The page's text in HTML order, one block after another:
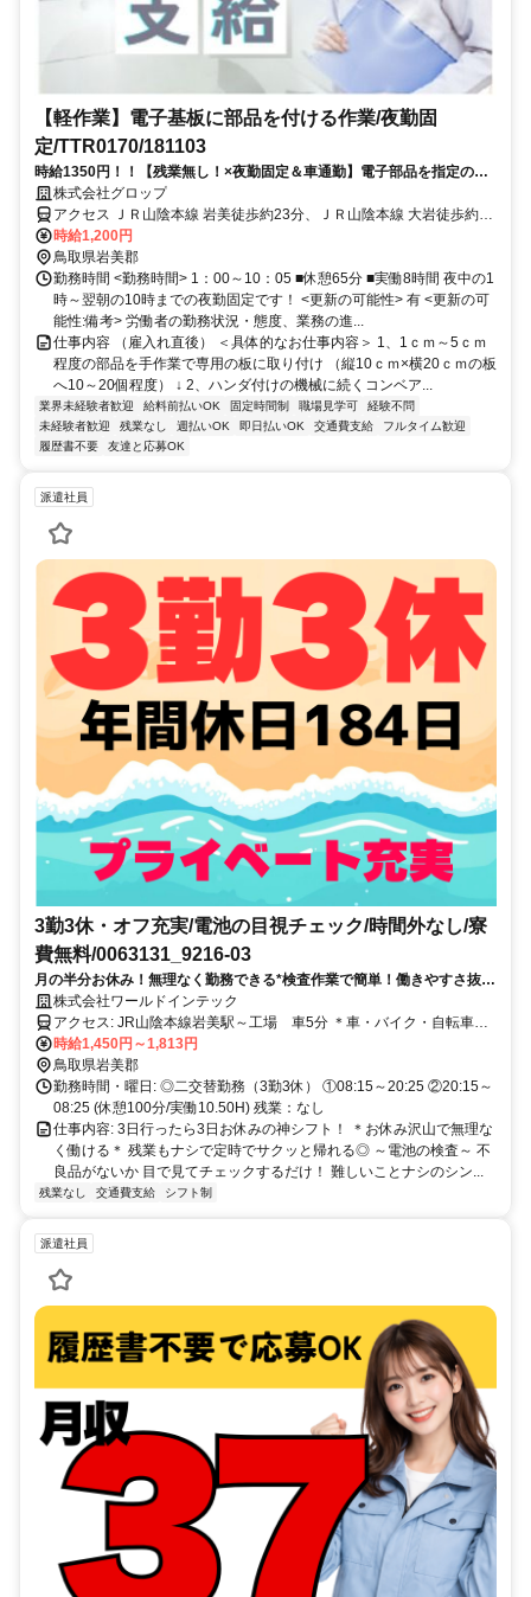
【軽作業】電子基板に部品を付ける作業/夜勤固
定/TTR0170/181103
時給1350円！！【残業無し！×夜勤固定＆車通勤】電子部品を指定の板
にはめるお仕事です！電子部品の製造に興味がある方、手先の器用さを
活かしたい方、是非♪
株式会社グロップ
アクセス ＪＲ山陰本線 岩美徒歩約23分、ＪＲ山陰本線 大岩徒歩約39
分、ＪＲ山陰本線 東浜徒歩約60分 【JR岩美駅】より車で1分
時給1,200円
鳥取県岩美郡
勤務時間 <勤務時間> 1：00～10：05 ■休憩65分 ■実働8時間 夜中の1
時～翌朝の10時までの夜勤固定です！ <更新の可能性> 有 <更新の可
能性:備考> 労働者の勤務状況・態度、業務の進...
仕事内容 （雇入れ直後） ＜具体的なお仕事内容＞ 1、1ｃｍ～5ｃｍ
程度の部品を手作業で専用の板に取り付け （縦10ｃｍ×横20ｃｍの板
へ10～20個程度） ↓ 2、ハンダ付けの機械に続くコンベア...
業界未経験者歓迎 給料前払いOK 固定時間制 職場見学可
経験不問
未経験者歓迎
残業なし 週払いOK 即日払いOK 交通費支給
フルタイム歓迎
履歴書不要
友達と応募OK
派遣社員
3勤3休・オフ充実/電池の目視チェック/時間外なし/寮
費無料/0063131_9216-03
月の半分お休み！無理なく勤務できる*検査作業で簡単！働きやすさ抜群
◎履歴書ナシで応募OK！
株式会社ワールドインテック
アクセス: JR山陰本線岩美駅～工場 車5分 ＊車・バイク・自転車通
勤OK ＊交通費規定支給 【寮～工場】 ＊車で20分～30分 ＊寮の家賃
は無料！
時給1,450円～1,813円
鳥取県岩美郡
勤務時間・曜日: ◎二交替勤務（3勤3休） ①08:15～20:25 ②20:15～
08:25 (休憩100分/実働10.50H) 残業：なし
仕事内容: 3日行ったら3日お休みの神シフト！ ＊お休み沢山で無理な
く働ける＊ 残業もナシで定時でサクッと帰れる◎ ～電池の検査～ 不
良品がないか 目で見てチェックするだけ！ 難しいことナシのシン...
残業なし 交通費支給 シフト制
派遣社員